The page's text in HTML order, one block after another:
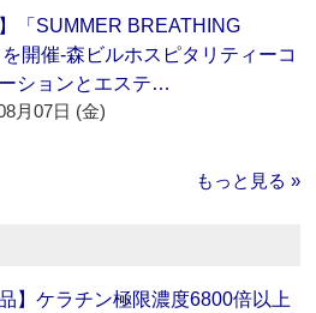
】「SUMMER BREATHING
開催‐森ビルホスピタリティーコ
ションとエステ…
月07日 (金)
もっと見る »
品】ケラチン極限濃度6800倍以上